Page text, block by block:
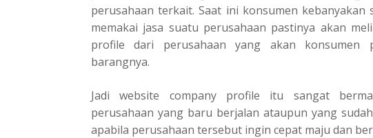
perusahaan terkait. Saat ini konsumen kebanyakan
memakai jasa suatu perusahaan pastinya akan
profile dari perusahaan yang akan konsumen
barangnya.
Jadi website company profile itu sangat
perusahaan yang baru berjalan ataupun yang
apabila perusahaan tersebut ingin cepat maju dan